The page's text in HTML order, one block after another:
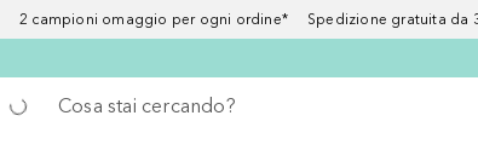
2 campioni omaggio per ogni ordine* Spedizione gratuita da
Torna indietro
Esegui ricerca